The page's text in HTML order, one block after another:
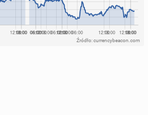
Źródło: currencybeacon.com